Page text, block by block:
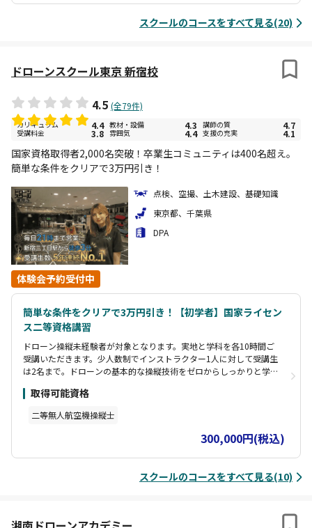
スクールのコースをすべて見る(20)
ドローンスクール東京 新宿校
4.5 (全79件)
カリキュラム 4.4 教材・設備 4.3 講師の質 4.7
受講料金 3.8 雰囲気 4.4 支援の充実 4.1
国家資格取得者2,000名突破！卒業生コミュニティは400名超え。
簡単な条件をクリアで3万円引き！
点検、空撮、土木建設、基礎知識
東京都、千葉県
DPA
体験会予約受付中
簡単な条件をクリアで3万円引き！【初学者】国家ライセン
ス二等資格講習
ドローン操縦未経験者が対象となります。実地と学科を各10時間ご
受講いただきます。少人数制でインストラクター1人に対して受講生
は2名まで。ドローンの基本的な操縦技術をゼロからしっかりと学ぶ
ルに合わせて受講が可能です。学科はオンラインのため自宅や電車
移動中などでも受講可能です。 コース修了後に実地修了審査（自動
車教習所の卒業検定のイメージ）を別日に実施します。実地修了審
査1回分の費用を含みます。実地修了審査に合格すると「講習修了証
明書」を取得できます。講習修了証明書を取得された方は、実地試
験が免除されます。
取得可能資格
二等無人航空機操縦士
300,000円(税込)
スクールのコースをすべて見る(10)